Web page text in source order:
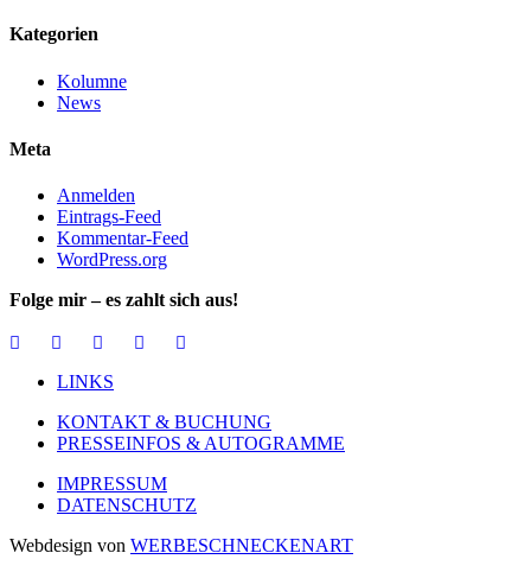
Kategorien
Kolumne
News
Meta
Anmelden
Eintrags-Feed
Kommentar-Feed
WordPress.org
Folge mir – es zahlt sich aus!
LINKS
KONTAKT & BUCHUNG
PRESSEINFOS & AUTOGRAMME
IMPRESSUM
DATENSCHUTZ
Webdesign von WERBESCHNECKENART